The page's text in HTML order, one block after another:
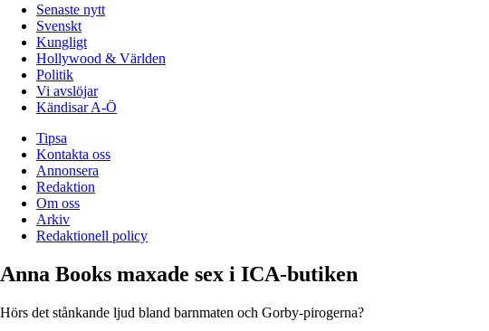
Senaste nytt
Svenskt
Kungligt
Hollywood & Världen
Politik
Vi avslöjar
Kändisar A-Ö
Tipsa
Kontakta oss
Annonsera
Redaktion
Om oss
Arkiv
Redaktionell policy
Anna Books maxade sex i ICA-butiken
Hörs det stånkande ljud bland barnmaten och Gorby-pirogerna?